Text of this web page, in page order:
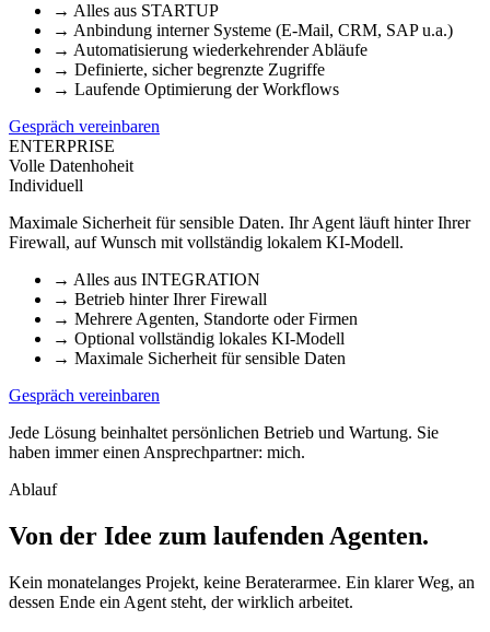
→ Alles aus STARTUP
→ Anbindung interner Systeme (E-Mail, CRM, SAP u.a.)
→ Automatisierung wiederkehrender Abläufe
→ Definierte, sicher begrenzte Zugriffe
→ Laufende Optimierung der Workflows
Gespräch vereinbaren
ENTERPRISE
Volle Datenhoheit
Individuell
Maximale Sicherheit für sensible Daten. Ihr Agent läuft hinter Ihrer
Firewall, auf Wunsch mit vollständig lokalem KI-Modell.
→ Alles aus INTEGRATION
→ Betrieb hinter Ihrer Firewall
→ Mehrere Agenten, Standorte oder Firmen
→ Optional vollständig lokales KI-Modell
→ Maximale Sicherheit für sensible Daten
Gespräch vereinbaren
Jede Lösung beinhaltet persönlichen Betrieb und Wartung. Sie
haben immer einen Ansprechpartner: mich.
Ablauf
Von der Idee zum laufenden Agenten.
Kein monatelanges Projekt, keine Beraterarmee. Ein klarer Weg, an
dessen Ende ein Agent steht, der wirklich arbeitet.